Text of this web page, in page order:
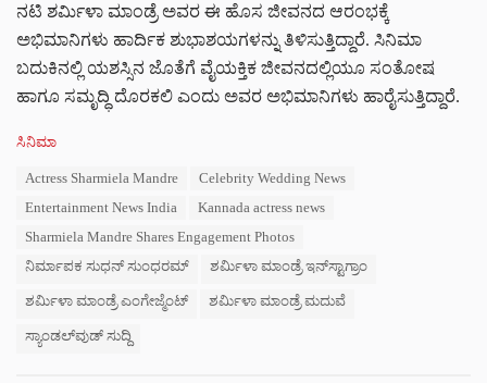
ನಟಿ ಶರ್ಮಿಳಾ ಮಾಂಡ್ರೆ ಅವರ ಈ ಹೊಸ ಜೀವನದ ಆರಂಭಕ್ಕೆ
ಅಭಿಮಾನಿಗಳು ಹಾರ್ದಿಕ ಶುಭಾಶಯಗಳನ್ನು ತಿಳಿಸುತ್ತಿದ್ದಾರೆ. ಸಿನಿಮಾ
ಬದುಕಿನಲ್ಲಿ ಯಶಸ್ಸಿನ ಜೊತೆಗೆ ವೈಯಕ್ತಿಕ ಜೀವನದಲ್ಲಿಯೂ ಸಂತೋಷ
ಹಾಗೂ ಸಮೃದ್ಧಿ ದೊರಕಲಿ ಎಂದು ಅವರ ಅಭಿಮಾನಿಗಳು ಹಾರೈಸುತ್ತಿದ್ದಾರೆ.
C
ಸಿನಿಮಾ
Actress Sharmiela Mandre
Celebrity Wedding News
Entertainment News India
Kannada actress news
Sharmiela Mandre Shares Engagement Photos
ನಿರ್ಮಾಪಕ ಸುಧನ್ ಸುಂಧರಮ್
ಶರ್ಮಿಳಾ ಮಾಂಡ್ರೆ ಇನ್‌ಸ್ಟಾಗ್ರಾಂ
ಶರ್ಮಿಳಾ ಮಾಂಡ್ರೆ ಎಂಗೇಜ್ಮೆಂಟ್ ಶರ್ಮಿಳಾ ಮಾಂಡ್ರೆ ಮದುವೆ
ಸ್ಯಾಂಡಲ್‌ವುಡ್ ಸುದ್ದಿ